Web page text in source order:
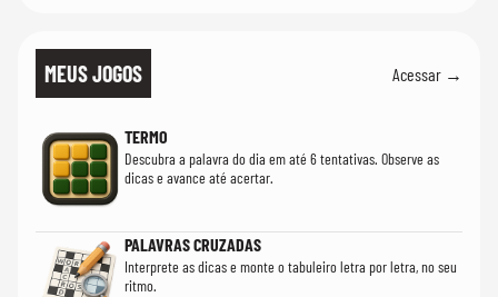
MEUS JOGOS Acessar →
TERMO
Descubra a palavra do dia em até 6 tentativas. Observe as
dicas e avance até acertar.
PALAVRAS CRUZADAS
Interprete as dicas e monte o tabuleiro letra por letra, no seu
ritmo.